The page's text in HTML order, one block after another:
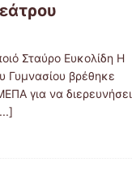
Σταύρο Ευκολίδη Η
Γυμνασίου βρέθηκε
για να διερευνήσει